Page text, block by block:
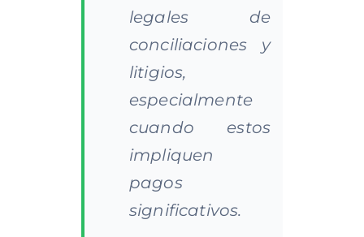
legales de
conciliaciones y
litigios,
especialmente
cuando estos
impliquen
pagos
significativos.